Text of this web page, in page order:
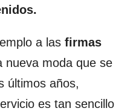
a las firmas
nueva moda que se
últimos años,
es tan sencillo